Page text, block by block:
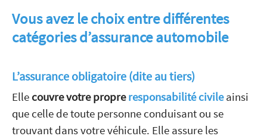
Vous avez le choix entre différentes
catégories d’assurance automobile
L’assurance obligatoire (dite au tiers)
Elle couvre votre propreresponsabilité civile ainsi
que celle de toute personne conduisant ou se
trouvant dans votre véhicule. Elle assure les